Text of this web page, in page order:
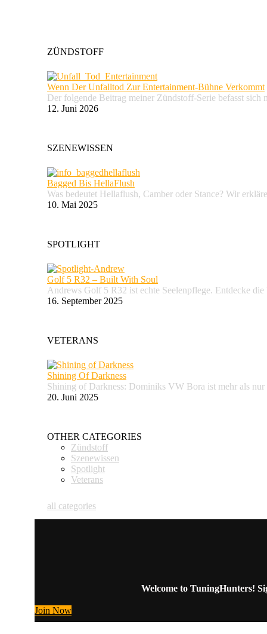
ZÜNDSTOFF
Wenn Der Unfalltod Zur Entertainment-Bühne Verkommt
Der folgende Beitrag meiner Zündstoff-Serie befasst
12. Juni 2026
SZENEWISSEN
Bagged Bis HellaFlush
Was bedeutet Hellaflush, Camber oder Stance? Wir
10. Mai 2025
SPOTLIGHT
Golf 5 R32 – Built With Soul
Andrews Golf 5 R32 ist echte Seelenpflege. Entdecke
16. September 2025
VETERANS
Shining Of Darkness
Shining of Darkness: Dominiks VW Bora ist mehr als
20. Juni 2025
OTHER CATEGORIES
Zündstoff
Szenewissen
Spotlight
Veterans
all categories
Welcome to TuningHunters!
Join Now